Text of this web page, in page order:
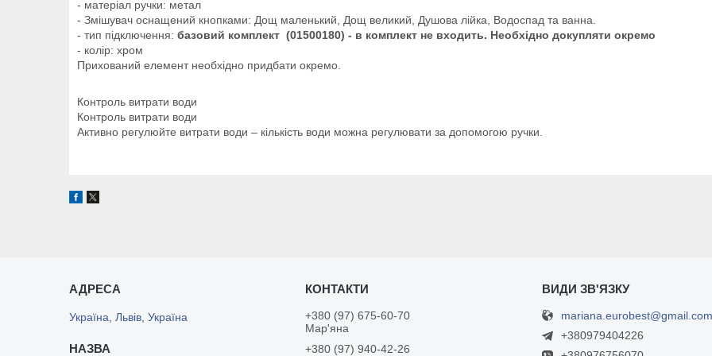
- матеріал ручки: метал
- Змішувач оснащений кнопками: Дощ маленький, Дощ великий, Душова лійка, Водоспад та ванна.
- тип підключення: базовий комплект (01500180) - в комплект не входить. Необхідно докупляти окремо
- колір: хром
Прихований елемент необхідно придбати окремо.
Контроль витрати води
Контроль витрати води
Активно регулюйте витрати води – кількість води можна регулювати за допомогою ручки.
Україна, Львів, Україна
+380 (97) 675-60-70
Мар'яна
+380 (97) 940-42-26
mariana.eurobest@gmail.com
+380979404226